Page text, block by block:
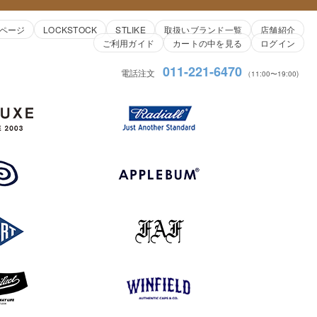
ージ LOCKSTOCK STLIKE 取扱いブランド一覧
店舗紹介
ご利用ガイド
カートの中を見る ログイン
電話注文 011-221-6470 （11:00〜19:00)